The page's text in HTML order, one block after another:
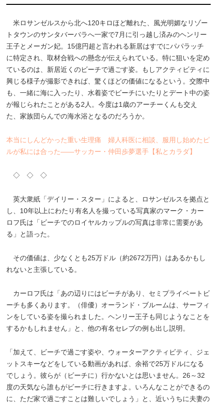
米ロサンゼルスから北へ120キロほど離れた、風光明媚なリゾー
トタウンのサンタバーバラへ一家で7月に引っ越し済みのヘンリー
王子とメーガン妃。15億円超と言われる新居はすでにパパラッチ
に特定され、取材合戦への懸念が伝えられている。特に狙いを定め
ているのは、新居近くのビーチで過ごす姿。もしアクティビティに
興じる様子が撮影できれば、驚くほどの価値になるという。交際中
も、一緒に海に入ったり、水着姿でビーチにいたりとデート中の姿
が報じられたことがある2人。今度は1歳のアーチーくんも交え
た、家族団らんでの海水浴となるのだろうか。
本当にしんどかった重い生理痛 婦人科医に相談、服用し始めたピ
ルが私には合った――サッカー・仲田歩夢選手【私とカラダ】
◇ ◇ ◇
英大衆紙「デイリー・スター」によると、ロサンゼルスを拠点と
し、10年以上にわたり有名人を撮っている写真家のマーク・カー
ロフ氏は「ビーチでのロイヤルカップルの写真は非常に需要があ
る」と語った。
その価値は、少なくとも25万ドル（約2672万円）はあるかもし
れないと主張している。
カーロフ氏は「あの辺りにはビーチがあり、セミプライベートビ
ーチも多くあります。（俳優）オーランド・ブルームは、サーフィ
ンをしている姿を撮られました。ヘンリー王子も同じようなことを
するかもしれません」と、他の有名セレブの例も出し説明。
「加えて、ビーチで過ごす姿や、ウォーターアクティビティ、ジェ
ットスキーなどをしている動画があれば、余裕で25万ドルになる
でしょう。彼らが（ビーチに）行かないとは思いません。26～32
度の天気なら誰もがビーチに行きますよ。いろんなことができるの
に、ただ家で過ごすことは難しいでしょう」と、近いうちに夫妻の